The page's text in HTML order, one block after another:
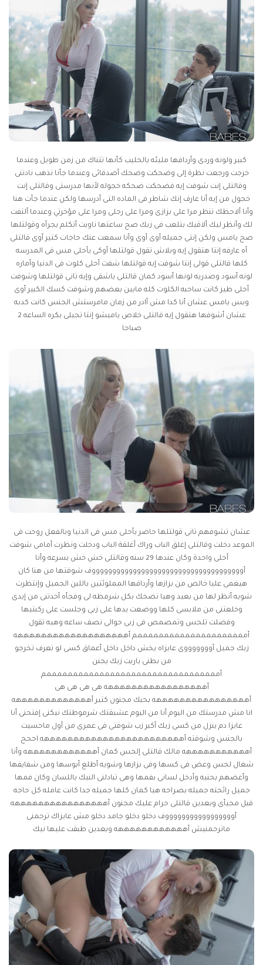
كبير ولونه وردى وأردافها مليئه بالحليب كأنها تتناك من زمن طويل وعندما
خرجت ورجعت نظرة إلى وضحكت وضحك أصدقائى وعندما جأنا نذهب نادتنى
وقالتلى إنت شوفت إيه فضحكت ضحكه خجوله لأنها مدرستى وقالتلى إنت
خجول من إيه أنا عارف إنك شاطر فى الماده التى أدرسها ولكن عندما جأت هنا
وأنا ألاحظك تنظر مرا على بزازى ومرا على رجلى ومرا على مؤخرتي وعندما ألتفت
لك وأنظر ليك ألاقيك بتلعب فى زبك صح ساعتها ناويت أتكلم بجرأه وقولتلها
صح يامس ولكن إنتى جميله أوى أوى وأنا سمعت عنك حاجات كتير أوى قالتلى
أه عارفه إنتا هتقول إيه وبلاش تقول قولتلها أوكى يأحلى مس فى المدرسه
كلها قالتلى قولى إنتا شوفت إيه قولتلها شفت أحلى كلوت فى الدنيا وأماره
لونه أسود وصدريه لونها أسود كمان قالتلى ياشقى وإيه تانى قولتلها وشوفت
أحلى طيز كانت ساحبه الكلوت كله مابين بعضهم وشوفت كسك الكبير أوى
وبس يامس عشان أنا كدا مش أادر من زمان مامرستش الجنس كانت كدبه
عشان أشوفها هتقول إيه قالتلى خلاص ياميشو إنتا تجيلى بكره الساعه 2
صباحا
عشان تشوفهم تانى قولتلها حاضر يأحلى مس فى الدنيا وبالفعل روحت فى
الموعد دخلت وقالتلى إغلق الباب وراك أغلقة الباب ودخلت ونظرت أمامى شوفت
أحلى واحدة وكان عندها 29 سنه وقالتلى خش خش بسرعه وأنا
أوووووووووووووووووووووووووووووووووووووف شوفتها من هنا كان
هيغمى عليا خالص من بزازها وأردافها المملوئتين باللبن الجميل وإنتظرت
شويه أنظر لها من بعيد وهيا تضحك بكل شرمطه لى وفجأه أخدتنى من إيدى
وخلعتنى من ملابسى كلها ووضعت يدها على زبى وجلست على ركبتيها
وفضلت تلحس وتمصمص فى زبى حوالى نصف ساعه وهيه تقول
أمممممممممممممممممممممم أهههههههههههههههههههه
زبك جميل أوووووووى عايزاه يخش داخل داخل أعماق كسى لو تعرف تخرجو
من بطنى ياريت زبك يجنن
أمممممممممممممممممممممممممممممممممم
أهههههههههههههههههه هى هى هى هى
أههههههههههههههههه بحبك مجنون كتير أهههههههههههههه
انا مش مدرستك من اليوم أنا من اليوم عشيقتك شرموطتك نيكنى إفتحنى أنا
عايزا دم ينزل من كسى زبك أكبر زب شوفتى فى عمرى من أول ماحسيت
بالجنس وشوفته أههههههههههههههههههههههههه اححح
أهههههههههههه مالك قالتلى إلحس كمان أههههههههههههه وأنا
شغال لحس وعض فى كسها وفى بزازها وشويه أطلع أبوسها ومن شفايفها
وأعضهم بحنيه وأدخل لسانى بفمها وهى تبادلنى النيك باللسان وكان فمها
جميل رائحته جميله بصراحه هيا كمان كلها جميله جدا كانت عامله كل حاجه
قبل مجيأى وبعدين قالتلى حرام عليك مجنون أههههههههههههههههه
أوووووووووووووووووف دخلو دخلو جامد دخلو مش عايزاك ترحمنى
ماترحمنيش أههههههههههههه وبعدين طبقت عليها نيك